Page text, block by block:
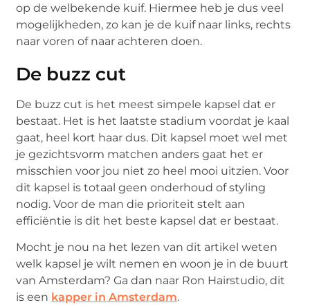
op de welbekende kuif. Hiermee heb je dus veel
mogelijkheden, zo kan je de kuif naar links, rechts
naar voren of naar achteren doen.
De buzz cut
De buzz cut is het meest simpele kapsel dat er
bestaat. Het is het laatste stadium voordat je kaal
gaat, heel kort haar dus. Dit kapsel moet wel met
je gezichtsvorm matchen anders gaat het er
misschien voor jou niet zo heel mooi uitzien. Voor
dit kapsel is totaal geen onderhoud of styling
nodig. Voor de man die prioriteit stelt aan
efficiëntie is dit het beste kapsel dat er bestaat.
Mocht je nou na het lezen van dit artikel weten
welk kapsel je wilt nemen en woon je in de buurt
van Amsterdam? Ga dan naar Ron Hairstudio, dit
is een kapper in Amsterdam.